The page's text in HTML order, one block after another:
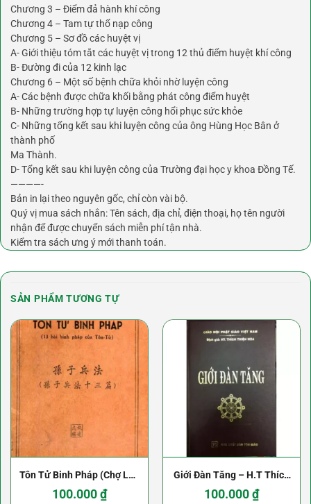
Chương 3 – Điểm đả hành khí công
Chương 4 – Tam tự thổ nạp công
Chương 5 – Sơ đồ các huyệt vị
A- Giới thiệu tóm tắt các huyệt vị trong 12 thủ điểm huyệt khí công
B- Đường đi của 12 kinh lạc
Chương 6 – Một số bệnh chữa khỏi nhờ luyện công
A- Các bệnh được chữa khối bằng phát công điểm huyệt
B- Những trường hợp tự luyện công hổi phục sức khỏe
C- Những tổng kết sau khi luyện công của ông Hùng Học Bân ở
thành phố
Ma Thành.
D- Tổng kết sau khi luyện công của Trường đại học y khoa Đồng Tế.
————-
Bản in lại theo nguyên gốc, chỉ còn vài bộ.
Quý vị mua sách nhắn: Tên sách, địa chỉ, điện thoại, họ tên người
nhận để được chuyển sách miễn phí tận nhà.
Kiểm tra sách ưng ý mới thanh toán.
SẢN PHẨM TƯƠNG TỰ
Tôn Tử Binh Pháp (Chợ Lớn
1955) – Thi Đạt Chí
100.000₫
Giới Đàn Tăng – H.T Thích
Thiện Hòa
100.000₫